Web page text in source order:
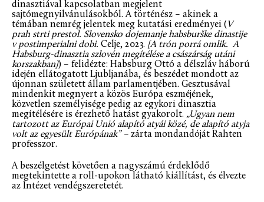
dinasztiával kapcsolatban megjelent
sajtómegnyilvánulásokból. A történész – akinek a
témában nemrég jelentek meg kutatási eredményei ( V
prah strti prestol. Slovensko dojemanje habsburške dinastije
v postimperialni dobi. Celje, 2023. [A trón porrá omlik. A
Habsburg-dinasztia szlovén megítélése a császárság utáni
korszakban]) – felidézte: Habsburg Ottó a délszláv háború
idején ellátogatott Ljubljanába, és beszédet mondott az
újonnan született állam parlamentjében. Gesztusával
mindenkit megnyert a közös Európa eszméjének,
közvetlen személyisége pedig az egykori dinasztia
megítélésére is érezhető hatást gyakorolt. „Ugyan nem
tartozott az Európai Unió alapító atyái közé, de alapító atyja
volt az egyesült Európának” – zárta mondandóját Rahten
professzor.
A beszélgetést követően a nagyszámú érdeklődő
megtekintette a roll-upokon látható kiállítást, és élvezte
az Intézet vendégszeretetét.